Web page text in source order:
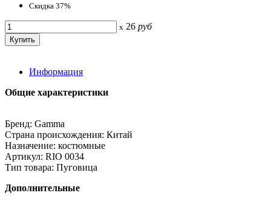
Скидка 37%
x 26 руб
Информация
Общие характеристики
Бренд: Gamma
Страна происхождения: Китай
Назначение: костюмные
Артикул: RIO 0034
Тип товара: Пуговица
Дополнительные